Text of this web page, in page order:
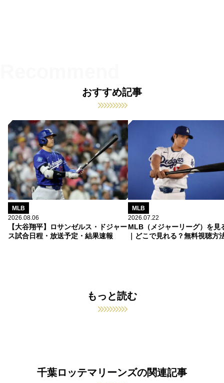
おすすめ記事
MLB
2026.08.06
【大谷翔平】ロサンゼルス・ドジャー
ス試合日程・放送予定・結果速報
MLB
2026.07.22
MLB（メジャーリーグ）を見
｜どこで見れる？無料視聴方
もっと読む
千葉ロッテマリーンズの関連記事